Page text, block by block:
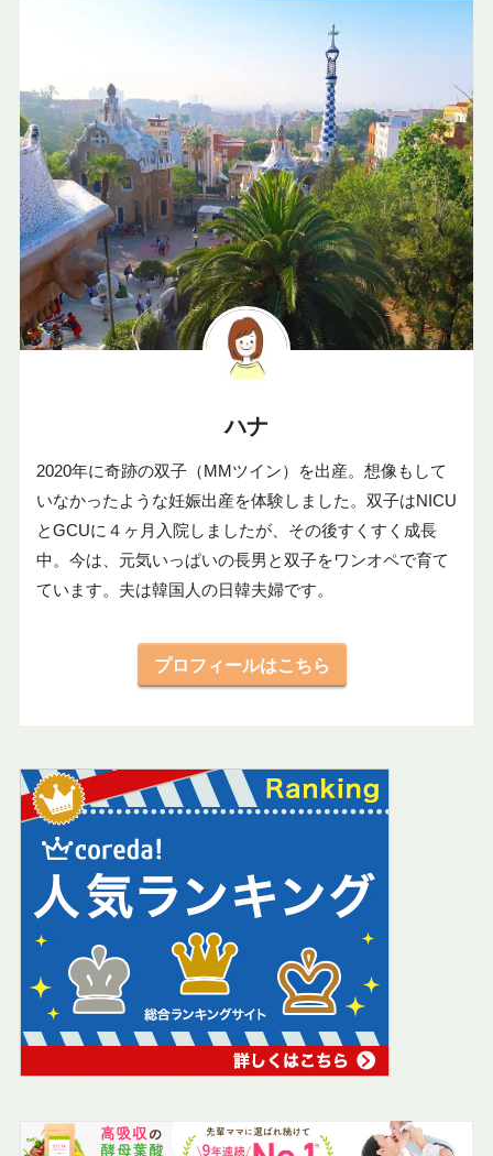
ハナ
2020年に奇跡の双子（MMツイン）を出産。想像もして
いなかったような妊娠出産を体験しました。双子はNICU
とGCUに４ヶ月入院しましたが、その後すくすく成長
中。今は、元気いっぱいの長男と双子をワンオペで育て
ています。夫は韓国人の日韓夫婦です。
プロフィールはこちら